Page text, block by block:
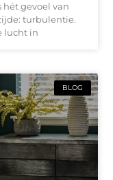
hét gevoel van
turbulentie.
lucht in
BLOG